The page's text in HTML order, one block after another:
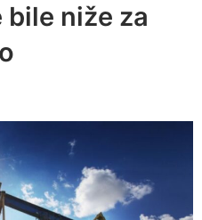
niže za